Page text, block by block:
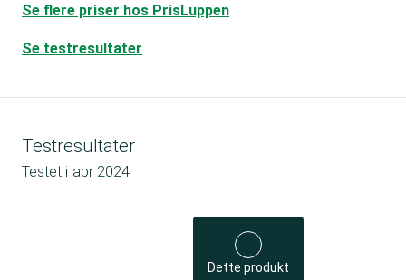
Se flere priser hos PrisLuppen
Se testresultater
Testresultater
Testet i apr 2024
Dette produkt